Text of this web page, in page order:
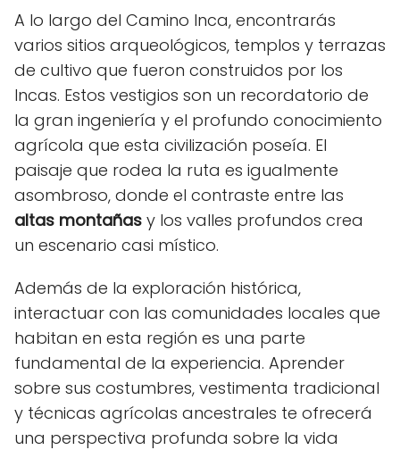
A lo largo del Camino Inca, encontrarás
varios sitios arqueológicos, templos y terrazas
de cultivo que fueron construidos por los
Incas. Estos vestigios son un recordatorio de
la gran ingeniería y el profundo conocimiento
agrícola que esta civilización poseía. El
paisaje que rodea la ruta es igualmente
asombroso, donde el contraste entre las
altas montañas y los valles profundos crea
un escenario casi místico.
Además de la exploración histórica,
interactuar con las comunidades locales que
habitan en esta región es una parte
fundamental de la experiencia. Aprender
sobre sus costumbres, vestimenta tradicional
y técnicas agrícolas ancestrales te ofrecerá
una perspectiva profunda sobre la vida